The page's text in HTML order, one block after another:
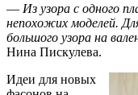
— Из узора с одного
непохожих моделей.
большого узора на
Нина Пискулева.
Идеи для новых